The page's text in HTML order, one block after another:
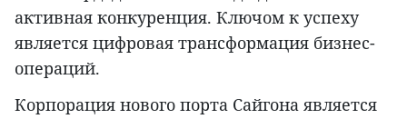
активная конкуренция. Ключом к успеху
является цифровая трансформация бизнес-
операций.
Корпорация нового порта Сайгона является